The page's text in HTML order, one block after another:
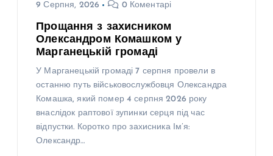
9 Серпня, 2026 0 Коментарі
Прощання з захисником
Олександром Комашком у
Марганецькій громаді
У Марганецькій громаді 7 серпня провели в
останню путь військовослужбовця Олександра
Комашка, який помер 4 серпня 2026 року
внаслідок раптової зупинки серця під час
відпустки. Коротко про захисника Ім’я:
Олександр…